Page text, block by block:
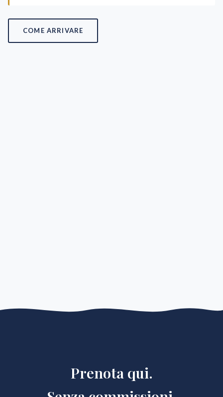
COME ARRIVARE
Prenota qui.